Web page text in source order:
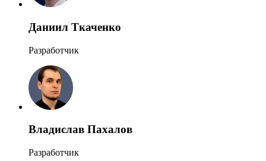
Даниил Ткаченко
Разработчик
Владислав Пахалов
Разработчик